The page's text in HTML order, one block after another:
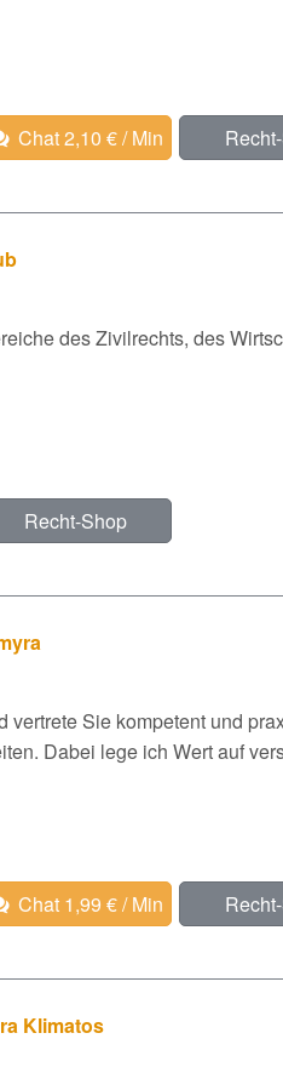
Chat 2,10 € / Min
Recht-Shop
des Zivilrechts, des
Chat 1,99 € / Min
vertrete Sie kompetent und
Dabei lege ich Wert auf
Klimatos